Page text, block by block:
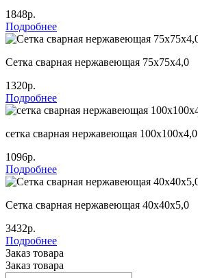
1848р.
Подробнее
Сетка сварная нержавеющая 75х75х4,0
1320р.
Подробнее
сетка сварная нержавеющая 100х100х4,0
1096р.
Подробнее
Сетка сварная нержавеющая 40х40х5,0
3432р.
Подробнее
Заказ товара
Заказ товара